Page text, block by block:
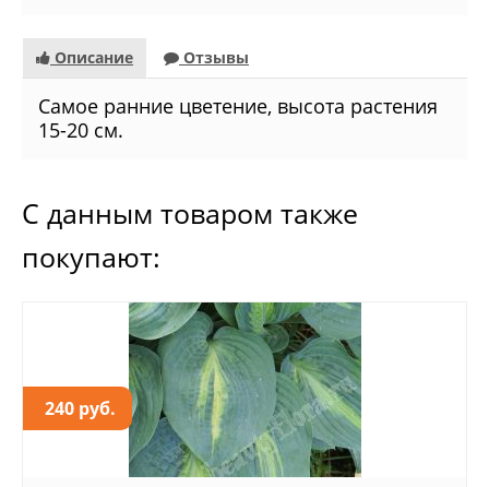
Описание Отзывы
Самое ранние цветение, высота растения
15-20 см.
С данным товаром также
покупают:
240 руб.